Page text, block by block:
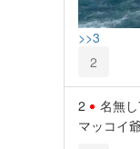
>>3
2
2 名無し
マッコイ